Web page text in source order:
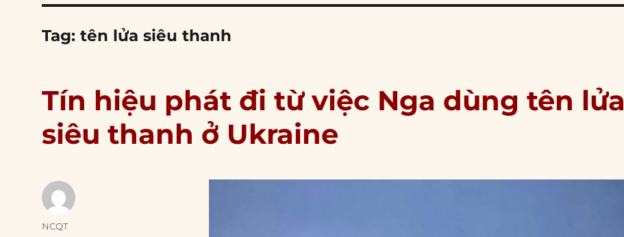
Tag:tên lửa siêu thanh
Tín hiệu phát đi từ việc Nga dùng tên lửa
siêu thanh ở Ukraine
Author
NCQT